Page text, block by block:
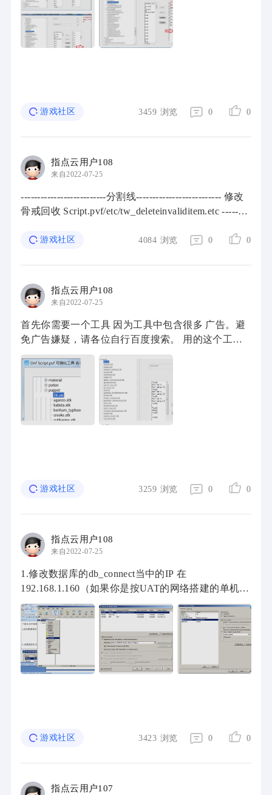
游戏社区 3459 浏览 0 0
指点云用户108
来自2022-07-25
--------------------------分割线-------------------------- 修改
骨戒回收 Script.pvf/etc/tw_deleteinvaliditem.etc --------
游戏社区 4084 浏览 0 0
指点云用户108
来自2022-07-25
首先你需要一个工具 因为工具中包含很多 广告。避
免广告嫌疑，请各位自行百度搜索。 用的这个工
具， 路径stackable-professional-puppet-fighter
commonrad 点击修改int 第一个900000 是冷 ...
游戏社区 3259 浏览 0 0
指点云用户108
来自2022-07-25
1.修改数据库的db_connect当中的IP 在
192.168.1.160（如果你是按UAT的网络搭建的单机而
且使用的是默认的IP设置的前提）。其实这里连接
localhost是一码事儿。点击右键选择命令列界面 复 ...
游戏社区 3423 浏览 0 0
指点云用户107